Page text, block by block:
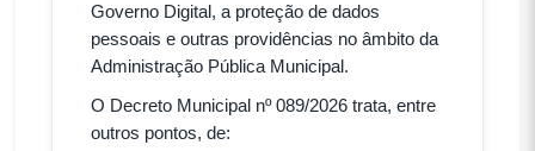
Governo Digital, a proteção de dados
pessoais e outras providências no âmbito da
Administração Pública Municipal.
O Decreto Municipal nº 089/2026 trata, entre
outros pontos, de: